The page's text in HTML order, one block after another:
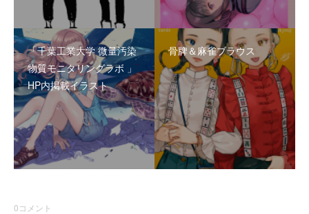
「千葉工業大学 微量汚染
物質モニタリングラボ 」
HP内掲載イラスト
骨牌＆麻雀ブラウス
0コメント